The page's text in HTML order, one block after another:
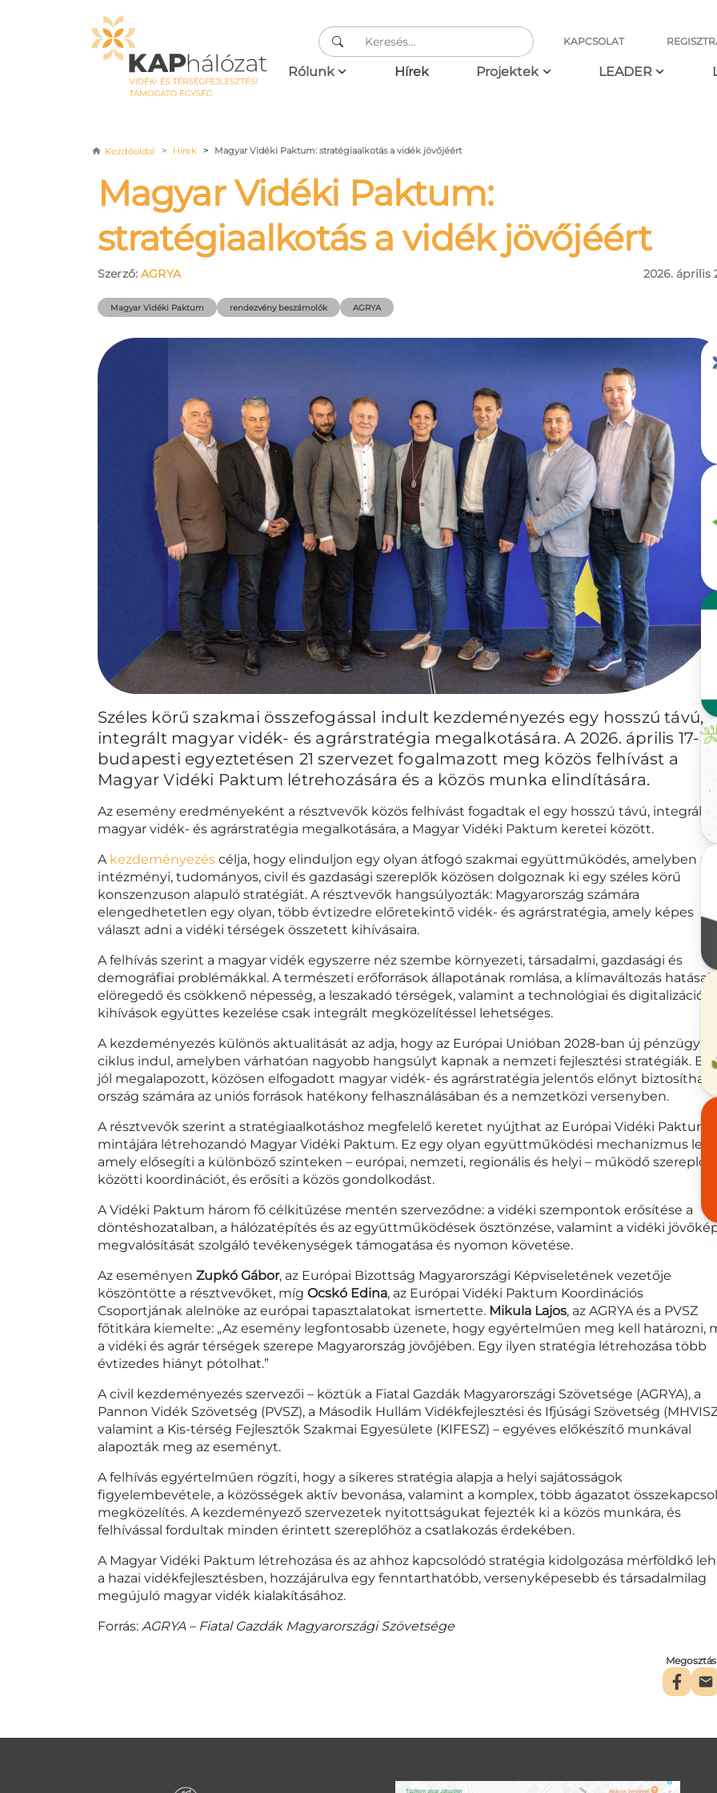
KAPCSOLAT
Fő navigáció
Rólunk Hírek Projektek LEADER
Morzsa
Kezdőoldal Hírek Magyar Vidéki Paktum: stratégiaalkotás a vidék jövőjéért
Magyar Vidéki Paktum:
stratégiaalkotás a vidék jövőjéért
Szerző: AGRYA 2026. április
Magyar Vidéki Paktum rendezvény beszámolók AGRYA
Széles körű szakmai összefogással indult kezdeményezés egy hosszú távú,
integrált magyar vidék- és agrárstratégia megalkotására. A 2026. április 17-i
budapesti egyeztetésen 21 szervezet fogalmazott meg közös felhívást a
Magyar Vidéki Paktum létrehozására és a közös munka elindítására.
Az esemény eredményeként a résztvevők közös felhívást fogadtak el egy hosszú távú, integrált
magyar vidék- és agrárstratégia megalkotására, a Magyar Vidéki Paktum keretei között.
A kezdeményezés célja, hogy elinduljon egy olyan átfogó szakmai együttműködés, amelyben az
intézményi, tudományos, civil és gazdasági szereplők közösen dolgoznak ki egy széles körű
konszenzuson alapuló stratégiát. A résztvevők hangsúlyozták: Magyarország számára
elengedhetetlen egy olyan, több évtizedre előretekintő vidék- és agrárstratégia, amely képes
választ adni a vidéki térségek összetett kihívásaira.
A felhívás szerint a magyar vidék egyszerre néz szembe környezeti, társadalmi, gazdasági és
demográfiai problémákkal. A természeti erőforrások állapotának romlása, a klímaváltozás hatásai,
elöregedő és csökkenő népesség, a leszakadó térségek, valamint a technológiai és digitalizációs
kihívások együttes kezelése csak integrált megközelítéssel lehetséges.
A kezdeményezés különös aktualitását az adja, hogy az Európai Unióban 2028-ban új pénzügyi
ciklus indul, amelyben várhatóan nagyobb hangsúlyt kapnak a nemzeti fejlesztési stratégiák.
jól megalapozott, közösen elfogadott magyar vidék- és agrárstratégia jelentős előnyt biztosíthat
ország számára az uniós források hatékony felhasználásában és a nemzetközi versenyben.
A résztvevők szerint a stratégiaalkotáshoz megfelelő keretet nyújthat az Európai Vidéki Paktum
mintájára létrehozandó Magyar Vidéki Paktum. Ez egy olyan együttműködési mechanizmus
amely elősegíti a különböző szinteken – európai, nemzeti, regionális és helyi – működő szereplők
közötti koordinációt, és erősíti a közös gondolkodást.
A Vidéki Paktum három fő célkitűzése mentén szerveződne: a vidéki szempontok erősítése a
döntéshozatalban, a hálózatépítés és az együttműködések ösztönzése, valamint a vidéki
megvalósítását szolgáló tevékenységek támogatása és nyomon követése.
Az eseményen Zupkó Gábor, az Európai Bizottság Magyarországi Képviseletének vezetője
köszöntötte a résztvevőket, míg Ocskó Edina, az Európai Vidéki Paktum Koordinációs
Csoportjának alelnöke az európai tapasztalatokat ismertette. Mikula Lajos, az AGRYA és a PVSZ
főtitkára kiemelte: „Az esemény legfontosabb üzenete, hogy egyértelműen meg kell határozni,
a vidéki és agrár térségek szerepe Magyarország jövőjében. Egy ilyen stratégia létrehozása több
évtizedes hiányt pótolhat.”
A civil kezdeményezés szervezői – köztük a Fiatal Gazdák Magyarországi Szövetsége (AGRYA), a
Pannon Vidék Szövetség (PVSZ), a Második Hullám Vidékfejlesztési és Ifjúsági Szövetség
valamint a Kis-térség Fejlesztők Szakmai Egyesülete (KIFESZ) – egyéves előkészítő munkával
alapozták meg az eseményt.
A felhívás egyértelműen rögzíti, hogy a sikeres stratégia alapja a helyi sajátosságok
figyelembevétele, a közösségek aktív bevonása, valamint a komplex, több ágazatot
megközelítés. A kezdeményező szervezetek nyitottságukat fejezték ki a közös munkára, és
felhívással fordultak minden érintett szereplőhöz a csatlakozás érdekében.
A Magyar Vidéki Paktum létrehozása és az ahhoz kapcsolódó stratégia kidolgozása mérföldkő
a hazai vidékfejlesztésben, hozzájárulva egy fenntarthatóbb, versenyképesebb és társadalmilag
megújuló magyar vidék kialakításához.
Forrás: AGRYA – Fiatal Gazdák Magyarországi Szövetsége
Megosztás